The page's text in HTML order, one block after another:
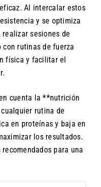
Al intercalar estos
y se optimiza
sesiones de
rutinas de fuerza
física y facilitar el
cuenta la **nutrición
rutina de
en proteínas y baja en
los resultados.
para una